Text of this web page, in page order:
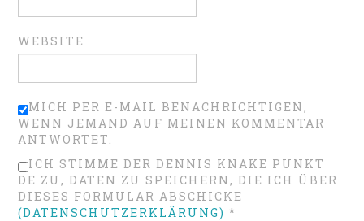
WEBSITE
MICH PER E-MAIL BENACHRICHTIGEN,
WENN JEMAND AUF MEINEN KOMMENTAR
ANTWORTET.
ICH STIMME DER DENNIS KNAKE PUNKT
DE ZU, DATEN ZU SPEICHERN, DIE ICH ÜBER
DIESES FORMULAR ABSCHICKE
(DATENSCHUTZERKLÄRUNG) *